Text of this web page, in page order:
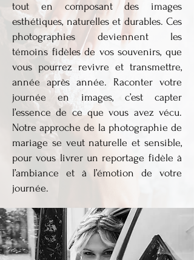
tout en composant des images
esthétiques, naturelles et durables. Ces
photographies deviennent les
témoins fidèles de vos souvenirs, que
vous pourrez revivre et transmettre,
année après année. Raconter votre
journée en images, c’est capter
l’essence de ce que vous avez vécu.
Notre approche de la photographie de
mariage se veut naturelle et sensible,
pour vous livrer un reportage fidèle à
l’ambiance et à l’émotion de votre
journée.